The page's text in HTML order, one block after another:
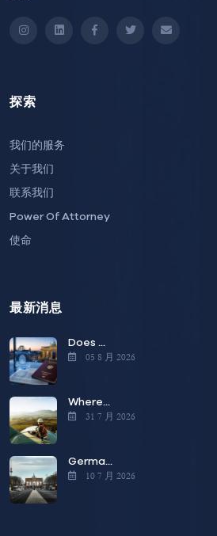
InstagramLinkedInFacebookTwitter Email
探索
我们的服务
关于我们
联系我们
Power Of Attorney
使命
最新消息
Does ...
05 8 月 2026
Where...
31 7 月 2026
Germa...
10 7 月 2026